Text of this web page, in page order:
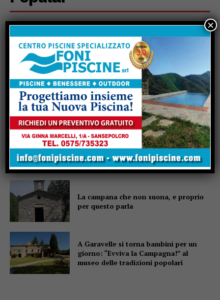
Un abbraccio del Papa da portare nel
cuore per tutta la vita
Due anziani, un finto poliziotto e un
inseguimento sulla E45
Pensiline fotovoltaiche sopra i
parcheggi, Minciotti (Pd):
“Rendiamole obbligatorie”
La campana che non suona, e proprio
per questo parla
A Garavelle si torna bambini per un
giorno: “Evviva la Campagna!” al
museo delle tradizioni popolari
×